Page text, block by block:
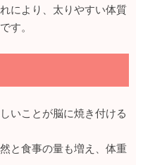
により、太りやすい体質
す。
いことが脳に焼き付ける
と食事の量も増え、体重